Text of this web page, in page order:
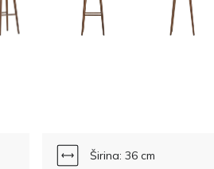
Širina: 36 cm